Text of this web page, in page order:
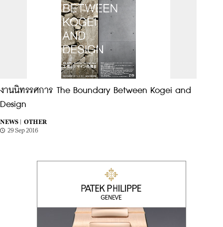
งานนิทรรศการ The Boundary Between Kogei and
Design
NEWS |
OTHER
29 Sep 2016